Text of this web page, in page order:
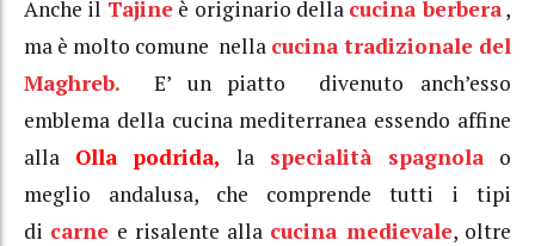
Anche il Tajineè originario della cucina berbera,
ma è molto comune nella cucina tradizionale del
Maghreb.
E’ un piatto divenuto anch’esso
emblema della cucina mediterranea essendo affine
alla Olla podrida, la specialità spagnolao
meglio andalusa, che comprende tutti i tipi
di carne e risalente alla cucina medievale, oltre